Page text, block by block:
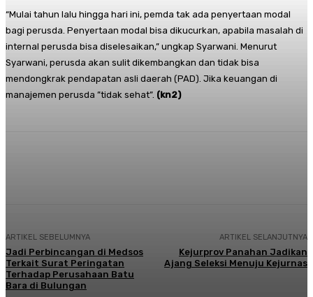
“Mulai tahun lalu hingga hari ini, pemda tak ada penyertaan modal
bagi perusda. Penyertaan modal bisa dikucurkan, apabila masalah di
internal perusda bisa diselesaikan,” ungkap Syarwani. Menurut
Syarwani, perusda akan sulit dikembangkan dan tidak bisa
mendongkrak pendapatan asli daerah (PAD). Jika keuangan di
manajemen perusda ”tidak sehat”. (kn2)
ARTIKEL SEBELUMNYA
Jadi Perbincangan di Medsos
Terkait Surat Peringatan
Terhadap Perusahaan Batu
Bara di Bulungan
ARTIKEL SELANJUTNYA
Kejurprov Panahan Jadikan
Ajang Seleksi Menuju Kejurnas